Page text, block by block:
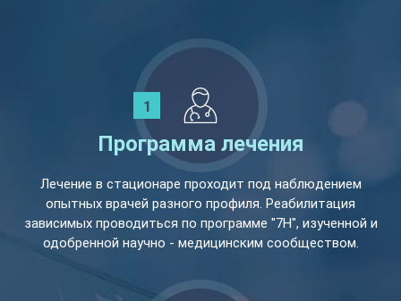
Программа лечения
Лечение в стационаре проходит под наблюдением
опытных врачей разного профиля. Реабилитация
зависимых проводиться по программе "7Н", изученной и
одобренной научно - медицинским сообществом.